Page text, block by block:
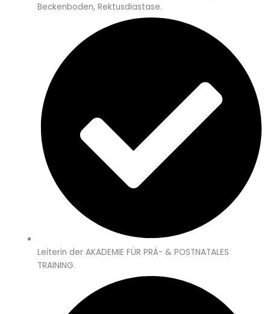
Beckenboden, Rektusdiastase.
Leiterin der AKADEMIE FÜR PRÄ- & POSTNATALES
TRAINING.